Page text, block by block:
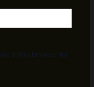
in this browser for